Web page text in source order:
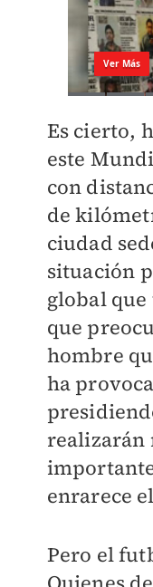
Es cierto,
este
con
de
ciudad
situación
global
que
hombre
ha
realizarán
enrarece
Pero el